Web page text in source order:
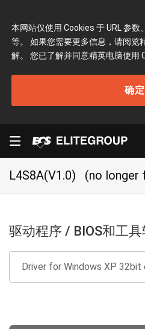
本网站仅使用 Cookies 于 URL 参
等。 如果您需要更多信息，请阅览
解。 您已了解并同意精英电脑使用
确定
L4S8A(V1.0) (no longer
驱动程序 / BIOS和工